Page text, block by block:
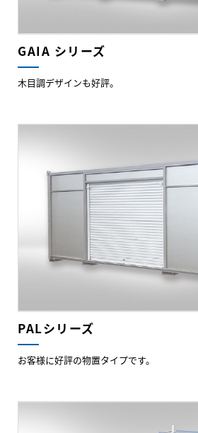
GAIA シリーズ
木目調デザインも好評。
PALシリーズ
お客様に好評の物置タイプです。